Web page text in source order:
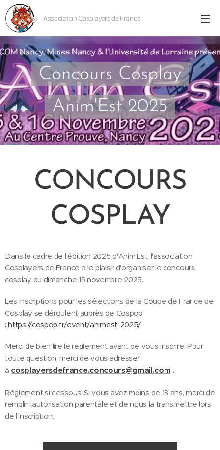
Association Cosplayers de France
Concours Cosplay
Anim'Est 2025
CONCOURS
COSPLAY
Dans le cadre de l'édition 2025 d'Anim'Est, l'association
Cosplayers de France a le plaisir d'organiser le concours
cosplay du dimanche 16 novembre 2025.
Les inscriptions pour les sélections de la Coupe de France de
Cosplay se déroulent auprès de Cospop
: https://cospop.fr/event/animest-2025/
Merci de bien lire le règlement avant de vous inscrire. Pour
toute question, merci de vous adresser
à cosplayersdefrance.concours@gmail.com .
Règlement si dessous. Si vous avez moins de 18 ans, merci de
remplir l'autorisation parentale et de nous la transmettre lors
de l'inscription.